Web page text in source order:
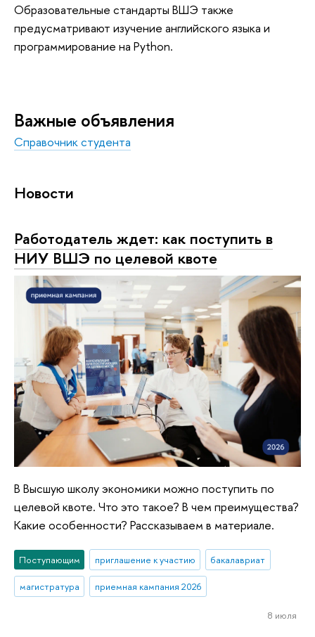
Образовательные стандарты ВШЭ также
предусматривают изучение английского языка и
программирование на Python.
Важные объявления
Справочник студента
Новости
Работодатель ждет: как поступить в
НИУ ВШЭ по целевой квоте
В Высшую школу экономики можно поступить по
целевой квоте. Что это такое? В чем преимущества?
Какие особенности? Рассказываем в материале.
Поступающим приглашение к участию бакалавриат
магистратура приемная кампания 2026
8 июля